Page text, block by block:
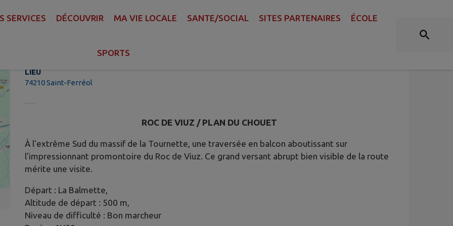
SERVICES DÉCOUVRIR MA VIE LOCALE SANTE/SOCIAL SITES PARTENAIRES ÉCOLE
SPORTS
LIEU
74210 Saint-Ferréol
ROC DE VIUZ / PLAN DU CHOUET
À l'extrême Sud du massif de la Tournette, une traversée en balcon aboutissant sur
l'impressionnant promontoire du Roc de Viuz. Ce grand versant abrupt bien visible de la route
mérite une visite.
Départ : La Balmette,
Altitude de départ : 500 m,
Niveau de difficulté : Bon marcheur